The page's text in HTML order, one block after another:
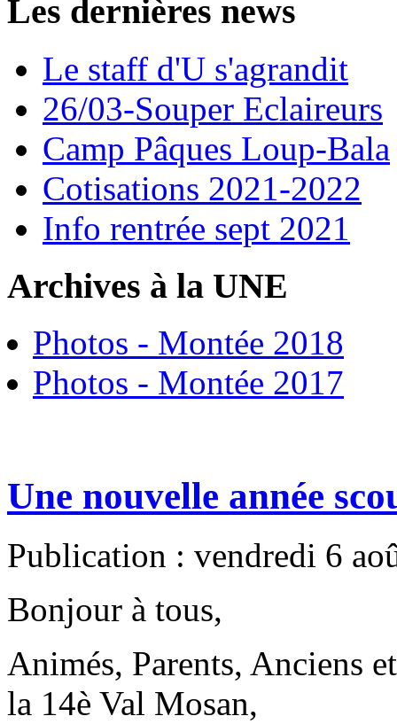
Les dernières news
Le staff d'U s'agrandit
26/03-Souper Eclaireurs
Camp Pâques Loup-Bala
Cotisations 2021-2022
Info rentrée sept 2021
Archives à la UNE
Photos - Montée 2018
Photos - Montée 2017
Une nouvelle année
Publication : vendredi 6
Bonjour à tous,
Animés, Parents, Anciens
la 14è Val Mosan,